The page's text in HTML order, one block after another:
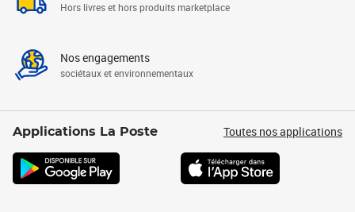
Hors livres et hors produits marketplace
Nos engagements
sociétaux et environnementaux
Applications La Poste Toutes nos applications